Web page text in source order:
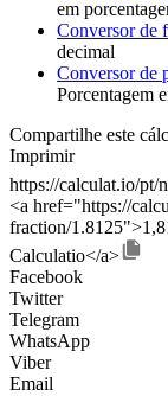
em
Conversor de
decimal
Conversor de
Porcentagem
Compartilhe este
Imprimir
https://calculat.io/pt/
<a href="https://
fraction/
Calculatio</a>
Facebook
Twitter
Telegram
WhatsApp
Viber
Email